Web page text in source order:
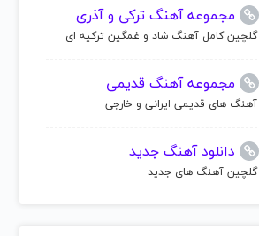
مجموعه آهنگ ترکی و آذری
گلچین کامل آهنگ شاد و غمگین ترکیه ای
مجموعه آهنگ قدیمی
آهنگ های قدیمی ایرانی و خارجی
دانلود آهنگ جدید
گلچین آهنگ های جدید